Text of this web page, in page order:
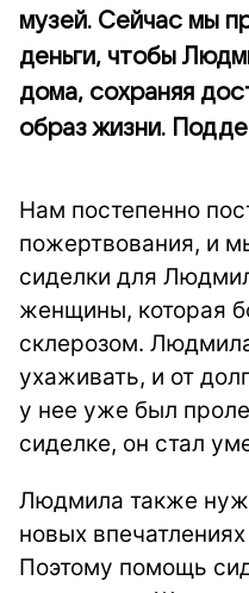
музей. Сейчас мы
деньги, чтобы
дома, сохраняя
образ жизни.
Нам постепенно
пожертвования, и
сиделки для
женщины, которая
склерозом.
ухаживать, и от
у нее уже был
сиделке, он стал
Людмила также
новых
Поэтому помощь